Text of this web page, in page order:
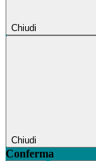
Chiudi
Chiudi
Conferma